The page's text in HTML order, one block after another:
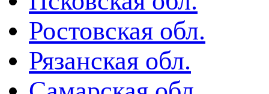
Ростовская обл.
Рязанская обл.